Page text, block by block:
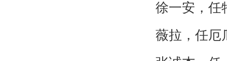
徐一安，任
薇拉，任厄